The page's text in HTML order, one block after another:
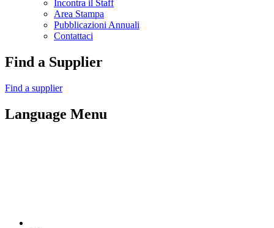
Incontra il Staff
Area Stampa
Pubblicazioni Annuali
Contattaci
Find a Supplier
Find a supplier
Language Menu